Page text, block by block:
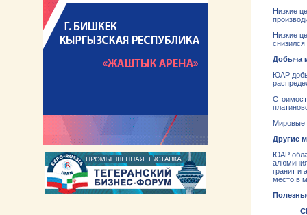
Низкие
Низкие
Добыча
ЮАР
Мировые
Другие
ЮАР
гранит и
место в